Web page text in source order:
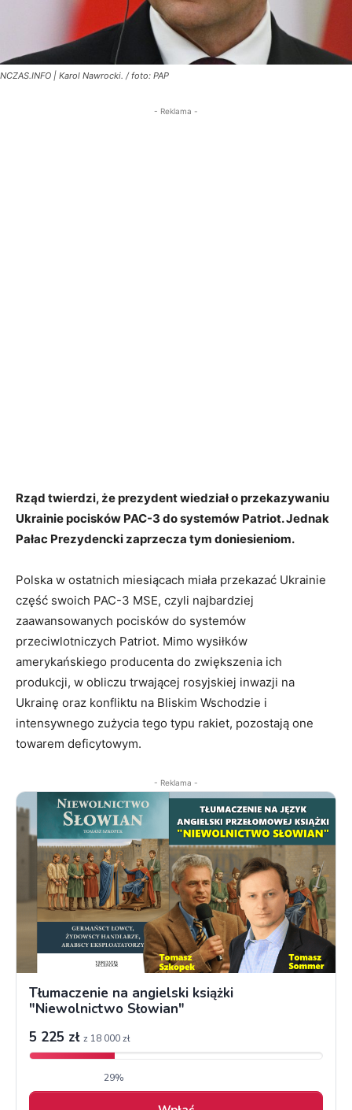
NCZAS.INFO | Karol Nawrocki. / foto: PAP
- Reklama -
Rząd twierdzi, że prezydent wiedział o przekazywaniu
Ukrainie pocisków PAC-3 do systemów Patriot. Jednak
Pałac Prezydencki zaprzecza tym doniesieniom.
Polska w ostatnich miesiącach miała przekazać Ukrainie
część swoich PAC-3 MSE, czyli najbardziej
zaawansowanych pocisków do systemów
przeciwlotniczych Patriot. Mimo wysiłków
amerykańskiego producenta do zwiększenia ich
produkcji, w obliczu trwającej rosyjskiej inwazji na
Ukrainę oraz konfliktu na Bliskim Wschodzie i
intensywnego zużycia tego typu rakiet, pozostają one
towarem deficytowym.
- Reklama -